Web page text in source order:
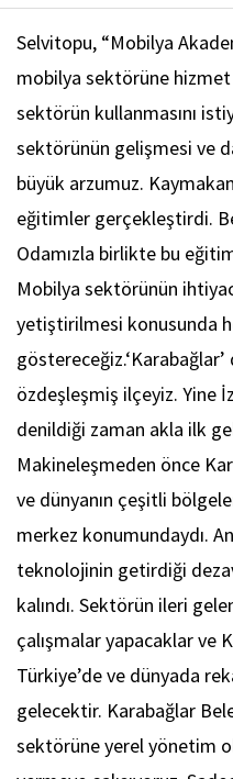
Selvitopu, “Mobilya
mobilya sektörüne
sektörün kullanmasını
sektörünün gelişmesi ve
büyük arzumuz.
eğitimler gerçekleştirdi.
Odamızla birlikte bu
Mobilya sektörünün
yetiştirilmesi konusunda
özdeşleşmiş ilçeyiz. Yine
denildiği zaman akla ilk
Makineleşmeden önce
ve dünyanın çeşitli
merkez konumundaydı.
teknolojinin getirdiği
kalındı. Sektörün ileri
çalışmalar yapacaklar ve
Türkiye’de ve dünyada
gelecektir. Karabağlar
sektörüne yerel yönetim